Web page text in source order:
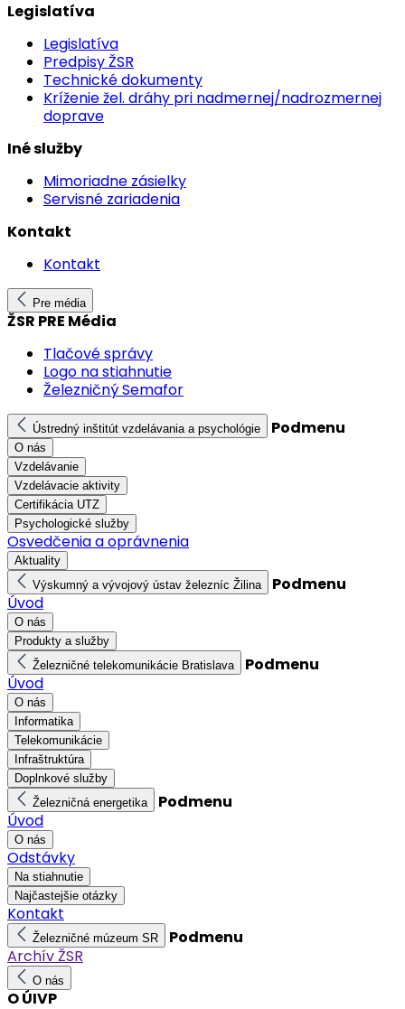
Legislatíva
Legislatíva
Predpisy ŽSR
Technické dokumenty
Kríženie žel. dráhy pri nadmernej/nadrozmernej
doprave
Iné služby
Mimoriadne zásielky
Servisné zariadenia
Kontakt
Kontakt
Pre média
ŽSR PRE Média
Tlačové správy
Logo na stiahnutie
Železničný Semafor
Ústredný inštitút vzdelávania a psychológie Podmenu
O nás
Vzdelávanie
Vzdelávacie aktivity
Certifikácia UTZ
Psychologické služby
Osvedčenia a oprávnenia
Aktuality
Výskumný a vývojový ústav železníc Žilina
Podmenu
Úvod
O nás
Produkty a služby
Železničné telekomunikácie Bratislava
Podmenu
Úvod
O nás
Informatika
Telekomunikácie
Infraštruktúra
Doplnkové služby
Železničná energetika
Podmenu
Úvod
O nás
Odstávky
Na stiahnutie
Najčastejšie otázky
Kontakt
Železničné múzeum SR
Podmenu
Archív ŽSR
O nás
O ÚIVP